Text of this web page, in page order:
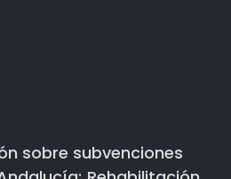
sobre subvenciones